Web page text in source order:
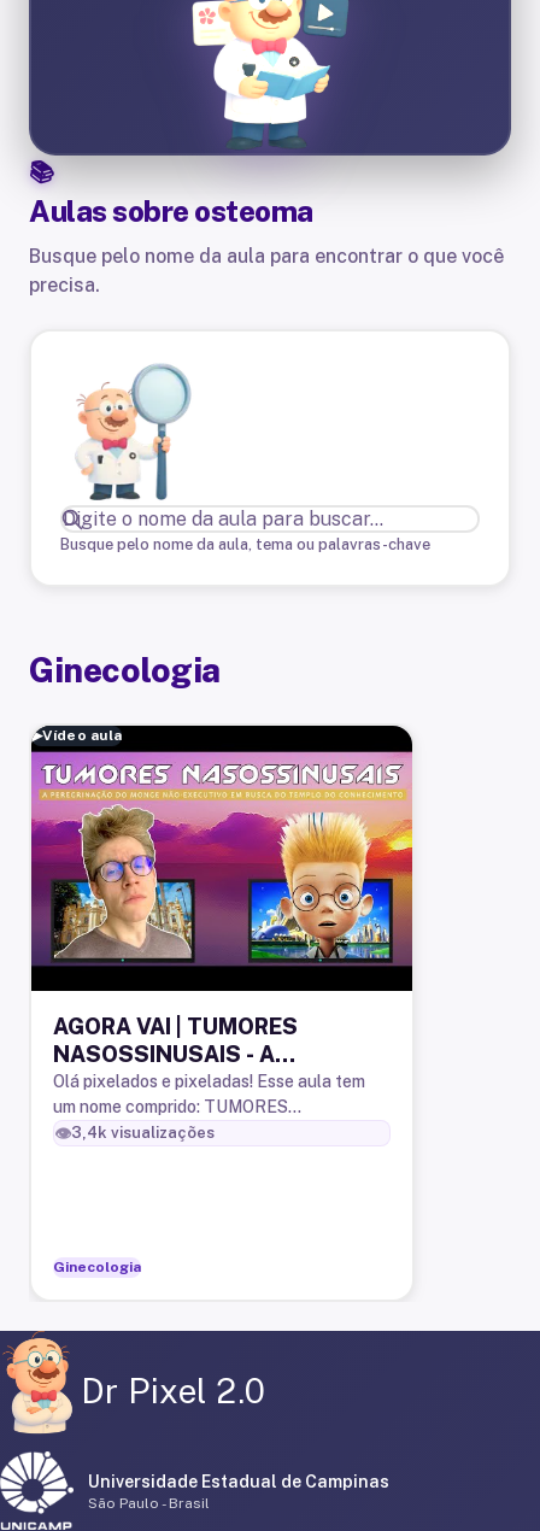
Aulas sobre osteoma
Busque pelo nome da aula para encontrar o que você
precisa.
Busque pelo nome da aula, tema ou palavras-chave
Ginecologia
▶Vídeo aula
AGORA VAI | TUMORES
NASOSSINUSAIS - A
peregrinação do monge não
executivo em busca do
templo...
Olá pixelados e pixeladas! Esse aula tem
um nome comprido: TUMORES
NASOSSINUSAIS: a peregrinação do
👁️3,4k visualizações
Ginecologia
Dr Pixel 2.0
Universidade Estadual de Campinas
São Paulo - Brasil